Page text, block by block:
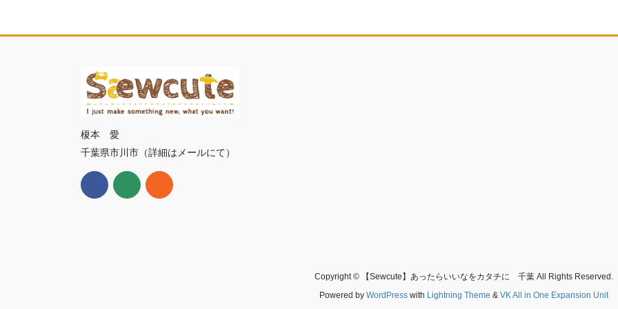
榎本 愛
千葉県市川市（詳細はメールにて）
Copyright © 【Sewcute】あったらいいなをカタチに 千葉 All Rights Reserved.
Powered by WordPresswith Lightning Theme & VK All in One Expansion Unit